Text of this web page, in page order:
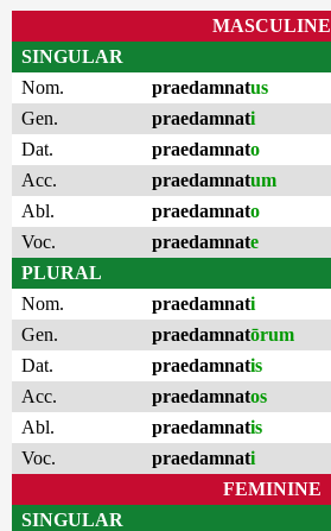
MASCULINE
SINGULAR
Nom.
praedamnatus
Gen.
praedamnati
Dat.
praedamnato
Acc.
praedamnatum
Abl.
praedamnato
Voc.
praedamnate
PLURAL
Nom.
praedamnati
Gen.
praedamnatōrum
Dat.
praedamnatis
Acc.
praedamnatos
Abl.
praedamnatis
Voc.
praedamnati
FEMININE
SINGULAR